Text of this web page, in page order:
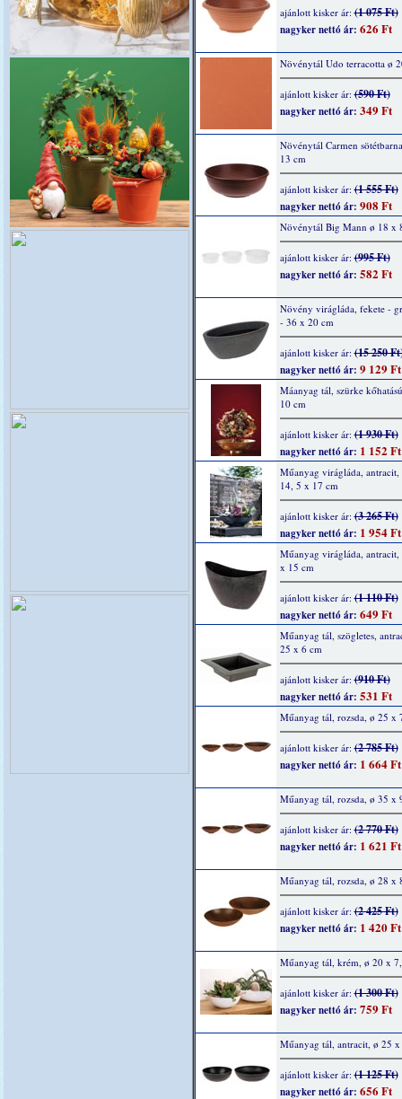
ajánlott kisker ár:(1 075 Ft)
nagyker nettó ár: 626 Ft
Növénytál Udo terracotta ø
ajánlott kisker ár:(590 Ft)
nagyker nettó ár: 349 Ft
Növénytál Carmen
13 cm
ajánlott kisker ár:(1 555 Ft)
nagyker nettó ár: 908 Ft
Növénytál Big Mann ø 18 x
ajánlott kisker ár:(995 Ft)
nagyker nettó ár: 582 Ft
Növény virágláda, fekete -
- 36 x 20 cm
ajánlott kisker ár:(15 250
nagyker nettó ár: 9 129 Ft
Máanyag tál, szürke
10 cm
ajánlott kisker ár:(1 930 Ft)
nagyker nettó ár: 1 152 Ft
Műanyag virágláda,
14, 5 x 17 cm
ajánlott kisker ár:(3 265 Ft)
nagyker nettó ár: 1 954 Ft
Műanyag virágláda,
x 15 cm
ajánlott kisker ár:(1 110 Ft)
nagyker nettó ár: 649 Ft
Műanyag tál, szögletes,
25 x 6 cm
ajánlott kisker ár:(910 Ft)
nagyker nettó ár: 531 Ft
Műanyag tál, rozsda, ø 25 x
ajánlott kisker ár:(2 785 Ft)
nagyker nettó ár: 1 664 Ft
Műanyag tál, rozsda, ø 35 x
ajánlott kisker ár:(2 770 Ft)
nagyker nettó ár: 1 621 Ft
Műanyag tál, rozsda, ø 28 x
ajánlott kisker ár:(2 425 Ft)
nagyker nettó ár: 1 420 Ft
Műanyag tál, krém, ø 20 x
ajánlott kisker ár:(1 300 Ft)
nagyker nettó ár: 759 Ft
Műanyag tál, antracit, ø 25
ajánlott kisker ár:(1 125 Ft)
nagyker nettó ár: 656 Ft